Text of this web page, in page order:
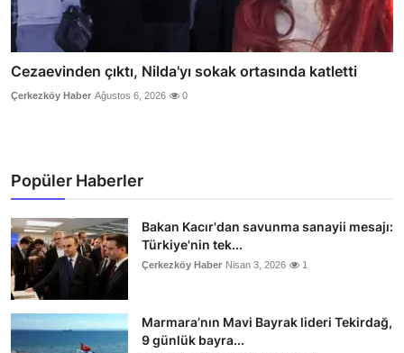
Cezaevinden çıktı, Nilda'yı sokak ortasında katletti
Çerkezköy Haber Ağustos 6, 2026 0
Popüler Haberler
Bakan Kacır'dan savunma sanayii mesajı:
Türkiye'nin tek...
Çerkezköy Haber Nisan 3, 2026 1
Marmara’nın Mavi Bayrak lideri Tekirdağ,
9 günlük bayra...